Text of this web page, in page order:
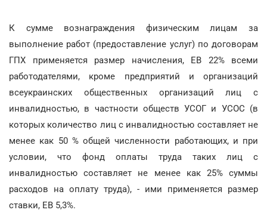
К сумме вознаграждения физическим лицам за
выполнение работ (предоставление услуг) по договорам
ГПХ применяется размер начисления, ЕВ 22% всеми
работодателями, кроме предприятий и организаций
всеукраинских общественных организаций лиц с
инвалидностью, в частности обществ УСОГ и УСОС (в
которых количество лиц с инвалидностью составляет не
менее как 50 % общей численности работающих, и при
условии, что фонд оплаты труда таких лиц с
инвалидностью составляет не менее как 25% суммы
расходов на оплату труда), - ими применяется размер
ставки, ЕВ 5,3%.